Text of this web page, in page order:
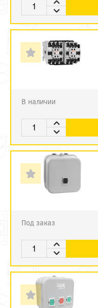
В наличии
Под заказ